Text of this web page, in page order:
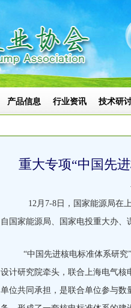
产品信息 行业资讯 技术研
重大专项“中国先
12月7-8日，国家能源局在
自国家能源局、国家电投重大办、
“中国先进核电标准体系研
设计研究院牵头，联合上海电气核
单位共同承担，是联合单位参与数